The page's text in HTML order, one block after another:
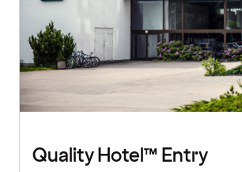
Quality Hotel™ Entry